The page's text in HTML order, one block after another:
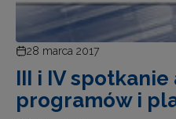
28 marca 2017
III i IV
programów i